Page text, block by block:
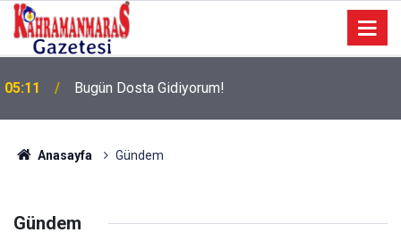
05:11 Bugün Dosta Gidiyorum!
Anasayfa Gündem
Gündem